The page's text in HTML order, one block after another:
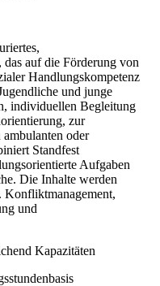
auf die Förderung von
Handlungskompetenz
und junge
individuellen Begleitung
zur
oder
Standfest
Aufgaben
Die Inhalte werden
Konfliktmanagement,
und
Kapazitäten